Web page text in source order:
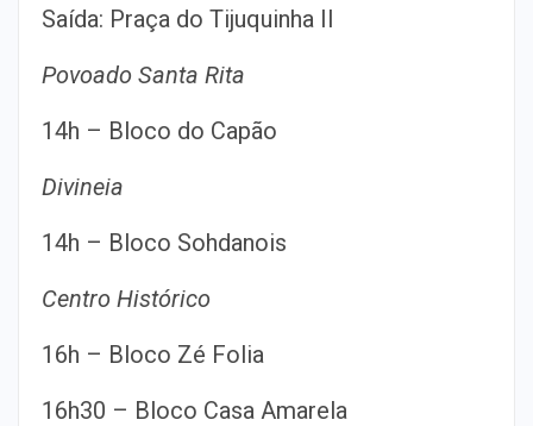
Saída: Praça do Tijuquinha II
Povoado Santa Rita
14h – Bloco do Capão
Divineia
14h – Bloco Sohdanois
Centro Histórico
16h – Bloco Zé Folia
16h30 – Bloco Casa Amarela